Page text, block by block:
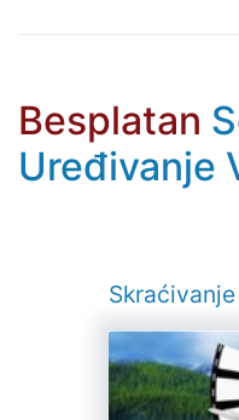
Besplatan
Uređivanje
Skraćivanje